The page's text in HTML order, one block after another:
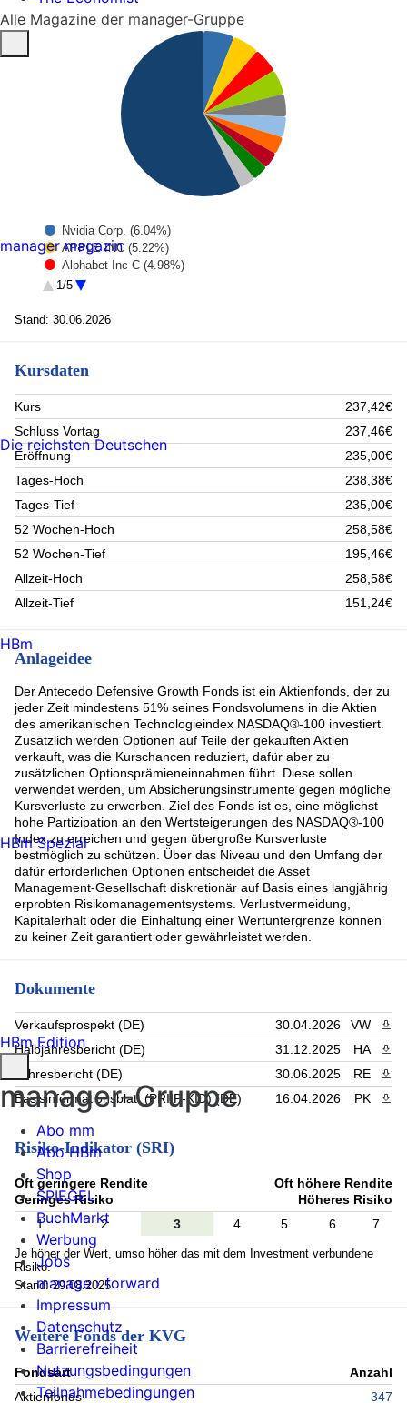
Nvidia Corp. (6.04%)
APPLE INC (5.22%)
Alphabet Inc C (4.98%)
NASDAQ-100 INDEX CALL 18.12.26 BP 31500,00 CBOE
(4.93%)
MICRON TECHNOLOGY INC (4.42%)
Advanced Micro Devices (3.22%)
NASDAQ-100 INDEX PUT (3.14%)
Rest (57.42%)
1/5
Stand: 30.06.2026
Kursdaten
Kurs
237,42€
Schluss Vortag
237,46€
Eröffnung
235,00€
Tages-Hoch
238,38€
Tages-Tief
235,00€
52 Wochen-Hoch
258,58€
52 Wochen-Tief
195,46€
Allzeit-Hoch
258,58€
Allzeit-Tief
151,24€
Anlageidee
Der Antecedo Defensive Growth Fonds ist ein Aktienfonds, der zu
jeder Zeit mindestens 51% seines Fondsvolumens in die Aktien
des amerikanischen Technologieindex NASDAQ®-100 investiert.
Zusätzlich werden Optionen auf Teile der gekauften Aktien
verkauft, was die Kurschancen reduziert, dafür aber zu
zusätzlichen Optionsprämieneinnahmen führt. Diese sollen
verwendet werden, um Absicherungsinstrumente gegen mögliche
Kursverluste zu erwerben. Ziel des Fonds ist es, eine möglichst
hohe Partizipation an den Wertsteigerungen des NASDAQ®-100
Index zu erreichen und gegen übergroße Kursverluste
bestmöglich zu schützen. Über das Niveau und den Umfang der
dafür erforderlichen Optionen entscheidet die Asset
Management-Gesellschaft diskretionär auf Basis eines langjährig
erprobten Risikomanagementsystems. Verlustvermeidung,
Kapitalerhalt oder die Einhaltung einer Wertuntergrenze können
zu keiner Zeit garantiert oder gewährleistet werden.
Dokumente
Verkaufsprospekt (DE) 30.04.2026 VW
Halbjahresbericht (DE)
31.12.2025 HA
Jahresbericht (DE)
30.06.2025 RE
Basisinformationsblatt (PRIIP-KID) (DE)
16.04.2026 PK
Risiko-Indikator (SRI)
Oft geringere Rendite
Geringes Risiko
Oft höhere Rendite
Höheres Risiko
1
2 3 4 5 6 7
Je höher der Wert, umso höher das mit dem Investment verbundene
Risiko.
Stand: 29.08.2025
Weitere Fonds der KVG
Fondsart
Anzahl
Aktienfonds
347
Alle Magazine der manager-Gruppe
manager magazin
Die reichsten Deutschen
HBm
HBm Spezial
HBm Edition
manager-Gruppe
Abo mm
Abo HBm
Shop
SPIEGEL
BuchMarkt
Werbung
Jobs
manage › forward
Impressum
Datenschutz
Barrierefreiheit
Nutzungsbedingungen
Teilnahmebedingungen